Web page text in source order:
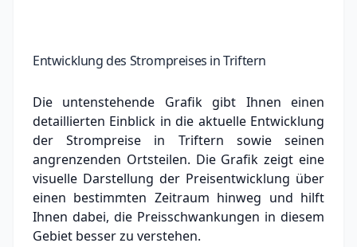
Entwicklung des Strompreises in Triftern
Die untenstehende Grafik gibt Ihnen einen
detaillierten Einblick in die aktuelle Entwicklung
der Strompreise in Triftern sowie seinen
angrenzenden Ortsteilen. Die Grafik zeigt eine
visuelle Darstellung der Preisentwicklung über
einen bestimmten Zeitraum hinweg und hilft
Ihnen dabei, die Preisschwankungen in diesem
Gebiet besser zu verstehen.